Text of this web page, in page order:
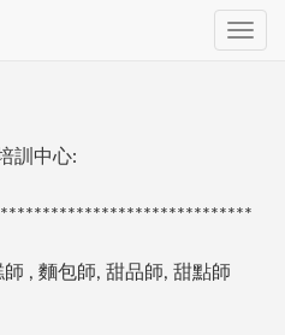
Toggle
訓中心:
, 麵包師, 甜品師, 甜點師